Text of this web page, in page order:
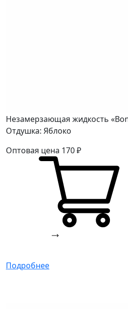
Незамерзающая жидкость
Отдушка: Яблоко
Оптовая цена 170₽
Подробнее